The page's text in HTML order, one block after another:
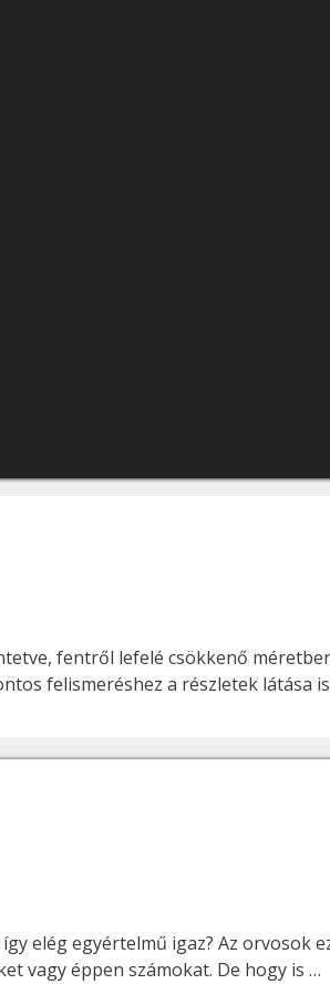
fentről lefelé csökkenő
felismeréshez a részletek látása
elég egyértelmű igaz? Az orvosok
vagy éppen számokat. De hogy is …